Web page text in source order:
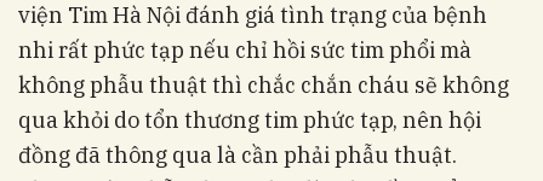
viện Tim Hà Nội đánh giá tình trạng của bệnh
nhi rất phức tạp nếu chỉ hồi sức tim phổi mà
không phẫu thuật thì chắc chắn cháu sẽ không
qua khỏi do tổn thương tim phức tạp, nên hội
đồng đã thông qua là cần phải phẫu thuật.